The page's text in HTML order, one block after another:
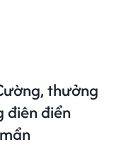
thưởng
điên điển